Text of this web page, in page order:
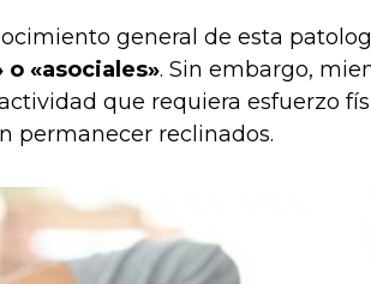
general de esta
o «asociales». Sin embargo,
que requiera esfuerzo
permanecer reclinados.